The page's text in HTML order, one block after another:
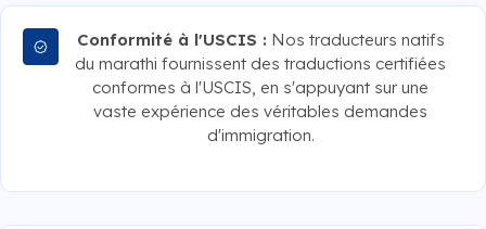
Conformité à l'USCIS : Nos traducteurs natifs
du marathi fournissent des traductions certifiées
conformes à l'USCIS, en s'appuyant sur une
vaste expérience des véritables demandes
d'immigration.